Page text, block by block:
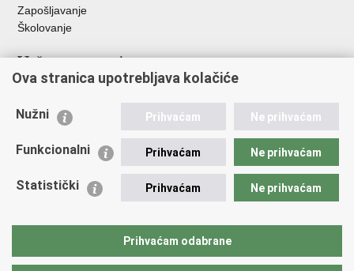
Zapošljavanje
Školovanje
Važne poveznice
Ministarstvo unutarnjih poslova
Udruge
Policijska akademija
Zaklada policijske solidarnosti
Vučetić"
Ova stranica upotrebljava kolačiće
Nužni Prihvaćam Ne prihvaćam
Funkcionalni Prihvaćam Ne prihvaćam
Statistički Prihvaćam Ne prihvaćam
Prihvaćam odabrane